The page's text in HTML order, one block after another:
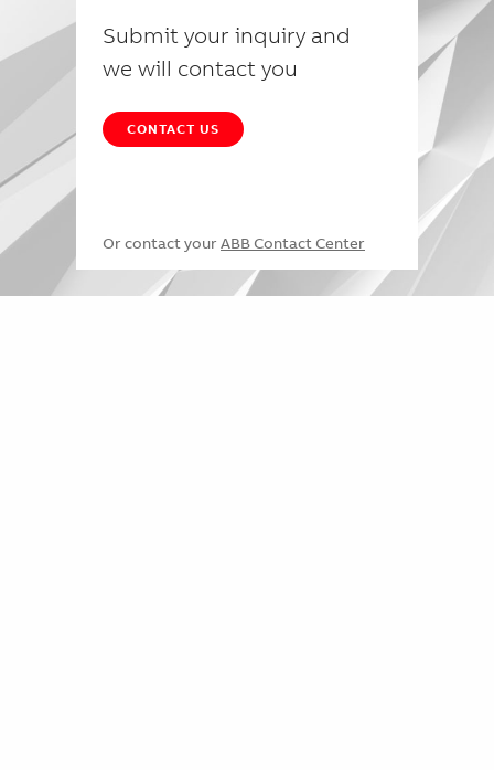
Submit your inquiry and
we will contact you
CONTACT US
Or contact your ABB Contact Center